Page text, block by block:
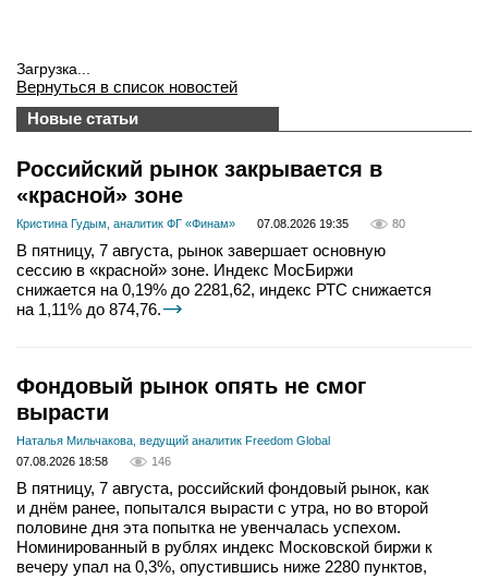
Загрузка...
Вернуться в список новостей
Новые статьи
Российский рынок закрывается в
«красной» зоне
Кристина Гудым, аналитик ФГ «Финам» 07.08.2026 19:35 80
В пятницу, 7 августа, рынок завершает основную
сессию в «красной» зоне. Индекс МосБиржи
снижается на 0,19% до 2281,62, индекс РТС снижается
на 1,11% до 874,76.
Фондовый рынок опять не смог
вырасти
Наталья Мильчакова, ведущий аналитик Freedom Global
07.08.2026 18:58
146
В пятницу, 7 августа, российский фондовый рынок, как
и днём ранее, попытался вырасти с утра, но во второй
половине дня эта попытка не увенчалась успехом.
Номинированный в рублях индекс Московской биржи к
вечеру упал на 0,3%, опустившись ниже 2280 пунктов,